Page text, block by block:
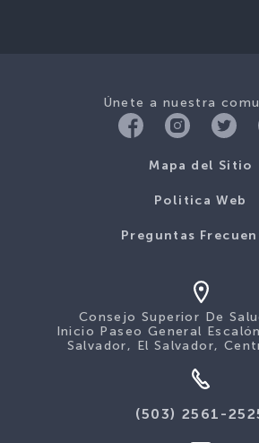
Únete a nuestra
Mapa del Sitio
Politica Web
Preguntas
Consejo Superior De
Inicio Paseo General
Salvador, El Salvador,
(503) 2561-